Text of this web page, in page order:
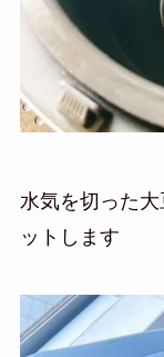
水気を切った
ットします